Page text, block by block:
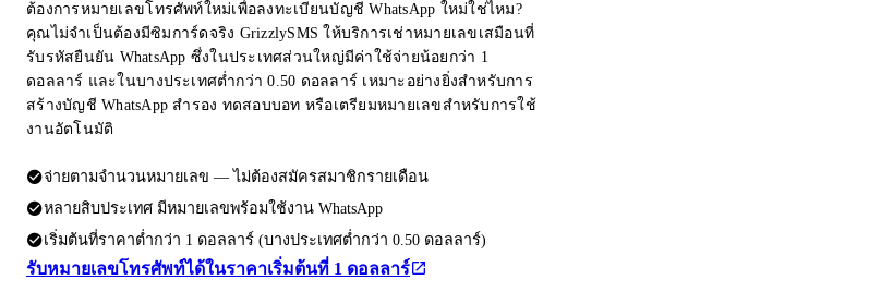
ต้องการหมายเลขโทรศัพท์ใหม่เพื่อลงทะเบียนบัญชี WhatsApp ใหม่ใช่ไหม?
คุณไม่จำเป็นต้องมีซิมการ์ดจริง GrizzlySMS ให้บริการเช่าหมายเลขเสมือนที่
รับรหัสยืนยัน WhatsApp ซึ่งในประเทศส่วนใหญ่มีค่าใช้จ่ายน้อยกว่า 1
ดอลลาร์ และในบางประเทศต่ำกว่า 0.50 ดอลลาร์ เหมาะอย่างยิ่งสำหรับการ
สร้างบัญชี WhatsApp สำรอง ทดสอบบอท หรือเตรียมหมายเลขสำหรับการใช้
งานอัตโนมัติ
จ่ายตามจำนวนหมายเลข — ไม่ต้องสมัครสมาชิกรายเดือน
หลายสิบประเทศ มีหมายเลขพร้อมใช้งาน WhatsApp
เริ่มต้นที่ราคาต่ำกว่า 1 ดอลลาร์ (บางประเทศต่ำกว่า 0.50 ดอลลาร์)
รับหมายเลขโทรศัพท์ได้ในราคาเริ่มต้นที่ 1 ดอลลาร์